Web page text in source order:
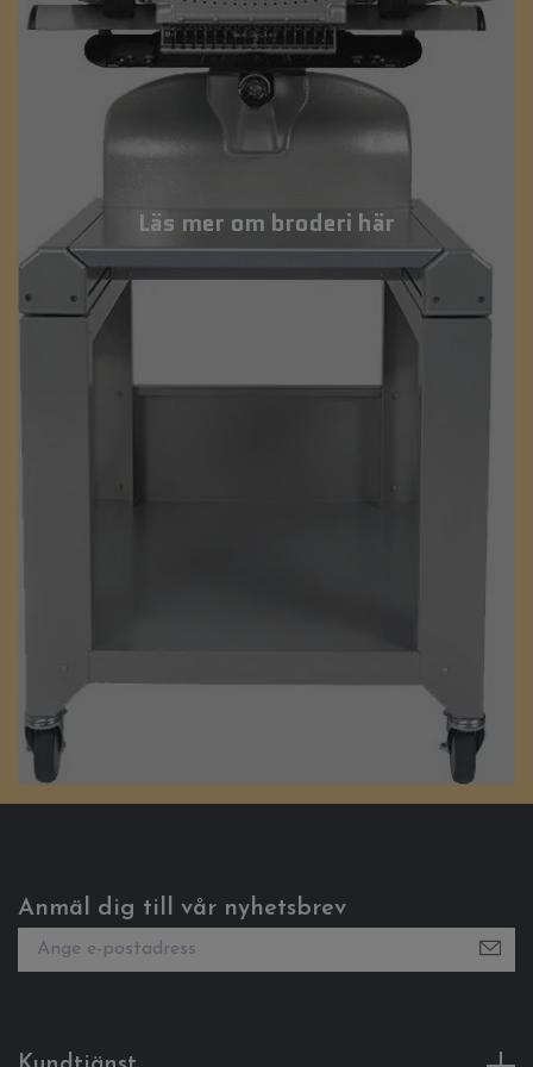
Läs mer om broderi här
Anmäl dig till vår nyhetsbrev